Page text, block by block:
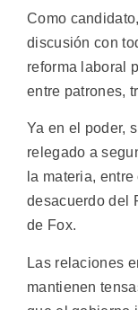
Como
discusión con
reforma laboral
entre patrones,
Ya en el poder,
relegado a
la materia,
desacuerdo del
de Fox.
Las relaciones
mantienen